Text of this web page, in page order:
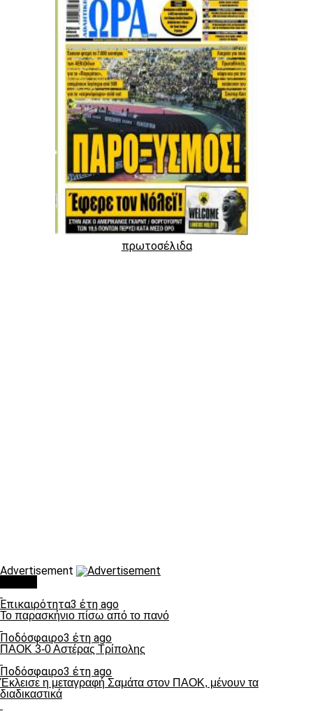
πρωτοσέλιδα
Advertisement
Επικαιρότητα3 έτη ago
Το παρασκήνιο πίσω από το πανό
Ποδόσφαιρο3 έτη ago
ΠΑΟΚ 3-0 Αστέρας Τρίπολης
Ποδόσφαιρο3 έτη ago
Έκλεισε η μεταγραφή Σαμάτα στον ΠΑΟΚ, μένουν τα
διαδικαστικά